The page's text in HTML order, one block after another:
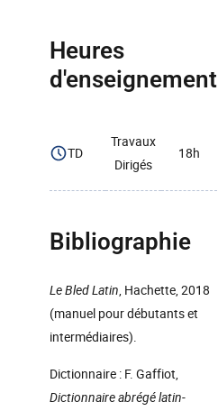
Heures
d'enseignement
TD
Travaux
Dirigés
18h
Bibliographie
Le Bled Latin, Hachette, 2018
(manuel pour débutants et
intermédiaires).
Dictionnaire : F. Gaffiot,
Dictionnaire abrégé latin-